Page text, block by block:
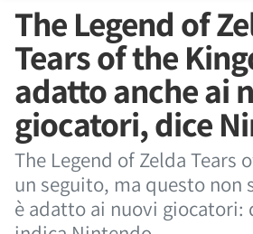
The Legend of
Tears of the
adatto anche ai
giocatori, dice
The Legend of Zelda Tears
un seguito, ma questo non
è adatto ai nuovi giocatori: